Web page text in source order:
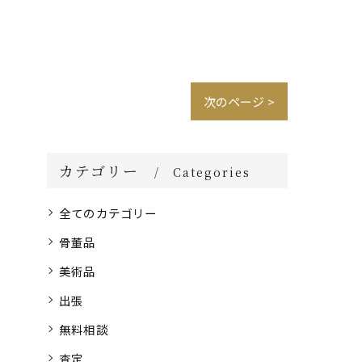
次のページ >
カテゴリー Categories
全てのカテゴリー
骨董品
美術品
出張
無料相談
査定